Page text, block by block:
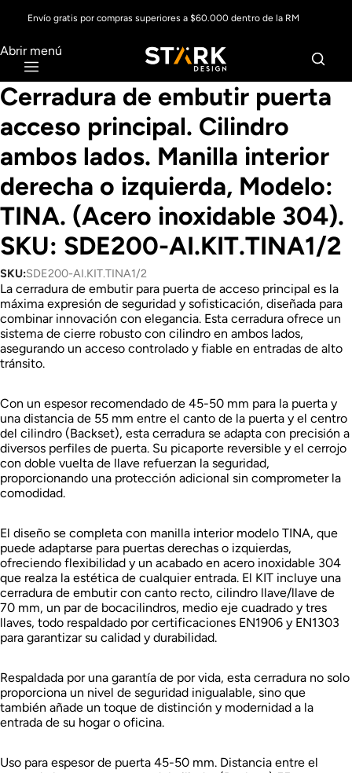
Envío gratis por compras superiores a $60.000 dentro de la RM
Abrir menú
Cerradura de embutir puerta
acceso principal. Cilindro
ambos lados. Manilla interior
derecha o izquierda, Modelo:
TINA. (Acero inoxidable 304).
SKU: SDE200-AI.KIT.TINA1/2
SKU:SDE200-AI.KIT.TINA1/2
La cerradura de embutir para puerta de acceso principal es la
máxima expresión de seguridad y sofisticación, diseñada para
combinar innovación con elegancia. Esta cerradura ofrece un
sistema de cierre robusto con cilindro en ambos lados,
asegurando un acceso controlado y fiable en entradas de alto
tránsito.
Con un espesor recomendado de 45-50 mm para la puerta y
una distancia de 55 mm entre el canto de la puerta y el centro
del cilindro (Backset), esta cerradura se adapta con precisión a
diversos perfiles de puerta. Su picaporte reversible y el cerrojo
con doble vuelta de llave refuerzan la seguridad,
proporcionando una protección adicional sin comprometer la
comodidad.
El diseño se completa con manilla interior modelo TINA, que
puede adaptarse para puertas derechas o izquierdas,
ofreciendo flexibilidad y un acabado en acero inoxidable 304
que realza la estética de cualquier entrada. El KIT incluye una
cerradura de embutir con canto recto, cilindro llave/llave de
70 mm, un par de bocacilindros, medio eje cuadrado y tres
llaves, todo respaldado por certificaciones EN1906 y EN1303
para garantizar su calidad y durabilidad.
Respaldada por una garantía de por vida, esta cerradura no solo
proporciona un nivel de seguridad inigualable, sino que
también añade un toque de distinción y modernidad a la
entrada de su hogar o oficina.
Uso para espesor de puerta 45-50 mm. Distancia entre el